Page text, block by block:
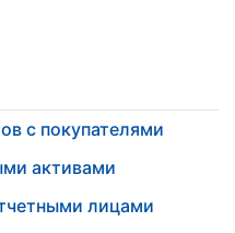
с покупателями
активами
лицами